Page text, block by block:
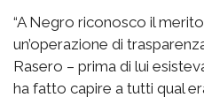
“A Negro riconosco il
un’operazione di
Rasero – prima di lui
ha fatto capire a tutti qual